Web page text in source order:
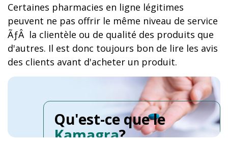
Certaines pharmacies en ligne légitimes
peuvent ne pas offrir le même niveau de service
ÃƒÂ la clientèle ou de qualité des produits que
d'autres. Il est donc toujours bon de lire les avis
des clients avant d'acheter un produit.
Qu'est-ce que le
Kamagra?